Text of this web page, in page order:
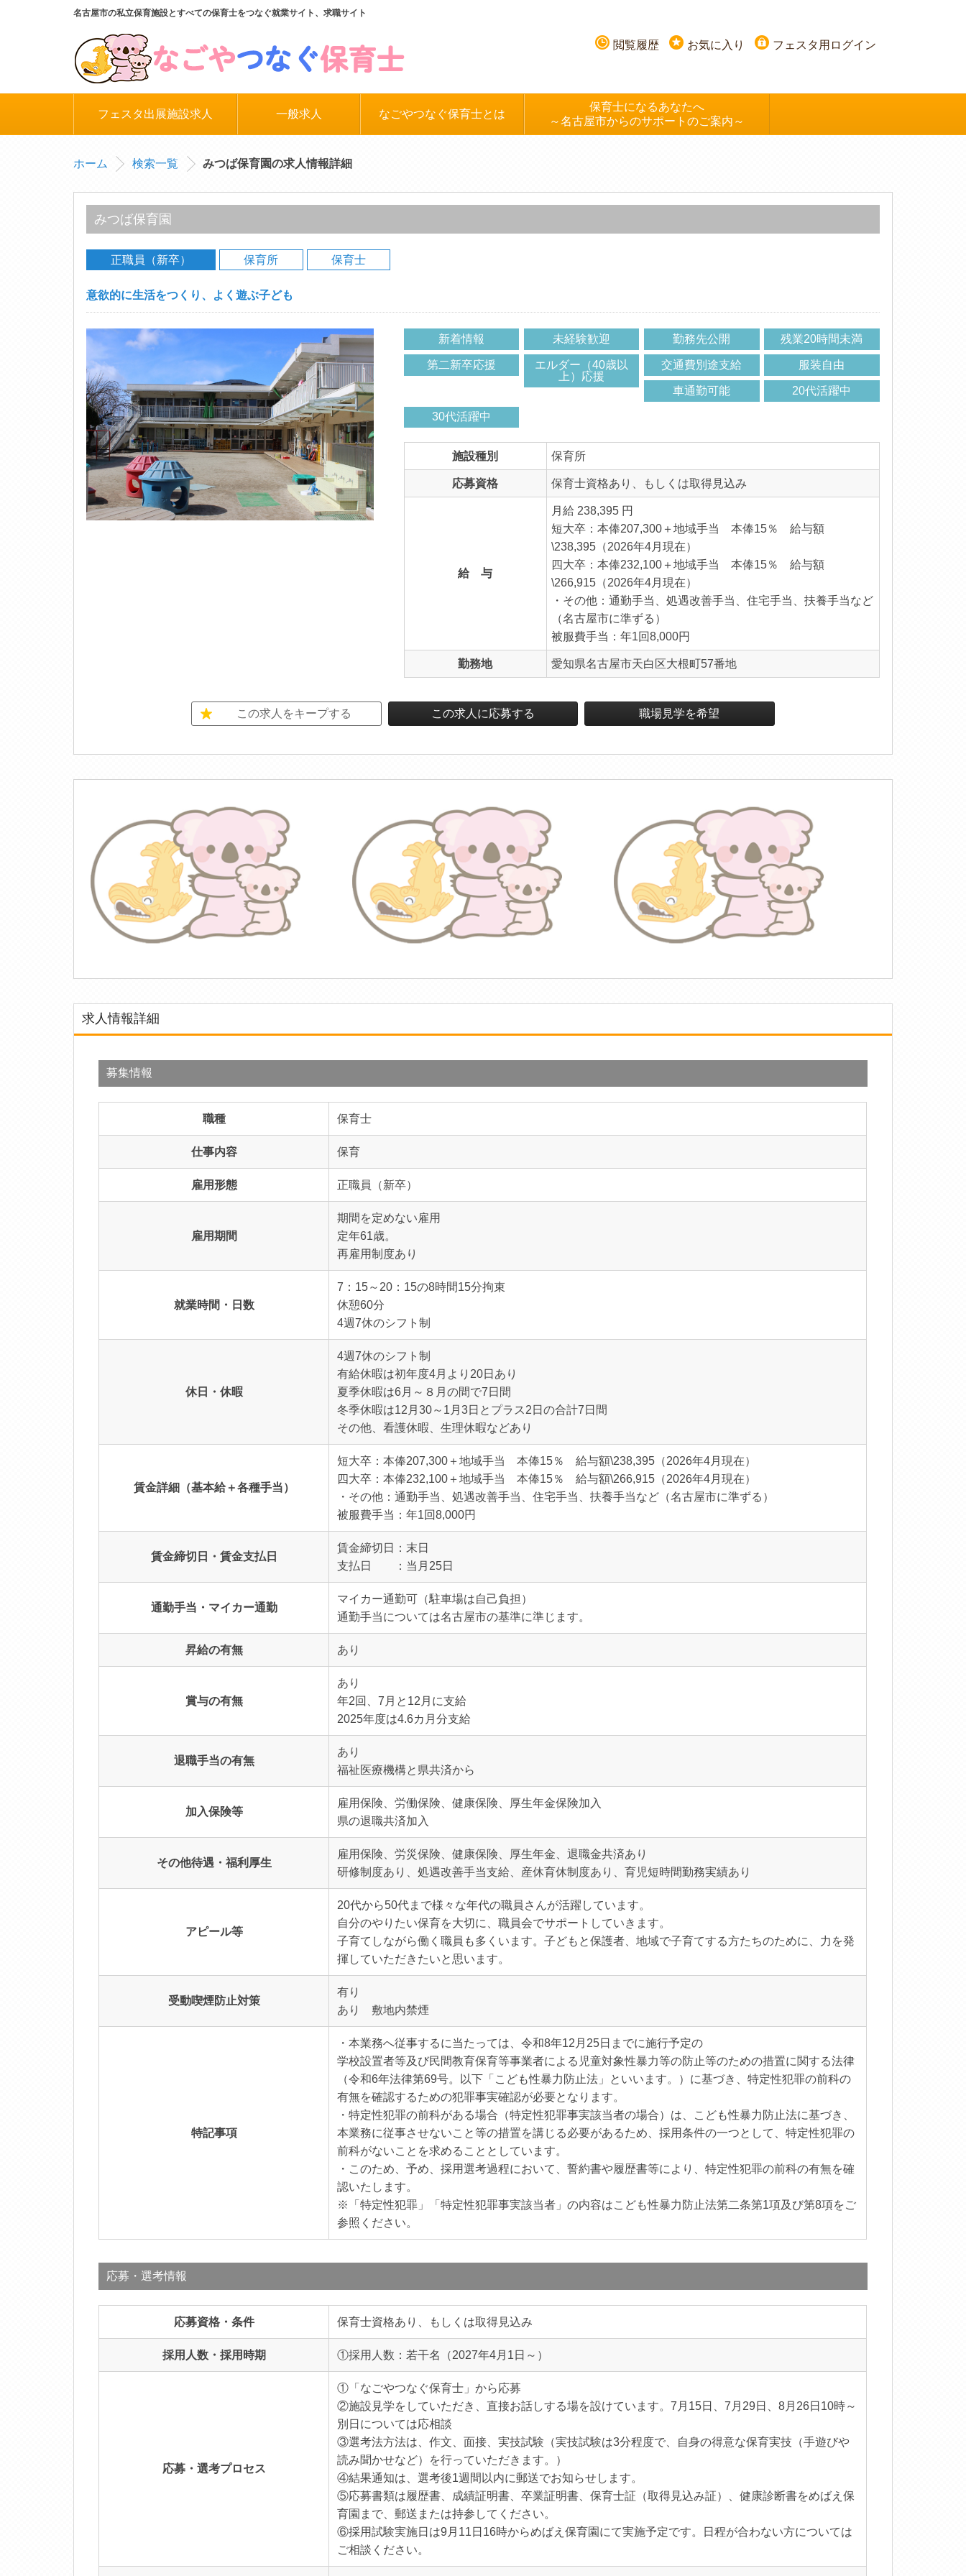
名古屋市の私立保育施設とすべての保育士をつなぐ就業サイト、求職サイト
閲覧履歴 お気に入り フェスタ用ログイン
フェスタ出展施設求人 一般求人 なごやつなぐ保育士とは
保育士になるあなたへ
～名古屋市からのサポートのご案内～
ホーム 検索一覧 みつば保育園の求人情報詳細
みつば保育園
正職員（新卒） 保育所 保育士
意欲的に生活をつくり、よく遊ぶ子ども
新着情報 未経験歓迎 勤務先公開 残業20時間未満
第二新卒応援
エルダー（40歳以
上）応援
交通費別途支給 服装自由
車通勤可能 20代活躍中
30代活躍中
施設種別 保育所
応募資格 保育士資格あり、もしくは取得見込み
給 与
月給 238,395 円
短大卒：本俸207,300＋地域手当 本俸15％ 給与額
\238,395（2026年4月現在）
四大卒：本俸232,100＋地域手当 本俸15％ 給与額
\266,915（2026年4月現在）
・その他：通勤手当、処遇改善手当、住宅手当、扶養手当など
（名古屋市に準ずる）
被服費手当：年1回8,000円
勤務地 愛知県名古屋市天白区大根町57番地
この求人をキープする この求人に応募する 職場見学を希望
求人情報詳細
募集情報
職種 保育士
仕事内容 保育
雇用形態 正職員（新卒）
雇用期間
期間を定めない雇用
定年61歳。
再雇用制度あり
就業時間・日数
7：15～20：15の8時間15分拘束
休憩60分
4週7休のシフト制
休日・休暇
4週7休のシフト制
有給休暇は初年度4月より20日あり
夏季休暇は6月～８月の間で7日間
冬季休暇は12月30～1月3日とプラス2日の合計7日間
その他、看護休暇、生理休暇などあり
賃金詳細（基本給＋各種手当）
短大卒：本俸207,300＋地域手当 本俸15％ 給与額\238,395（2026年4月現在）
四大卒：本俸232,100＋地域手当 本俸15％ 給与額\266,915（2026年4月現在）
・その他：通勤手当、処遇改善手当、住宅手当、扶養手当など（名古屋市に準ずる）
被服費手当：年1回8,000円
賃金締切日・賃金支払日
賃金締切日：末日
支払日 ：当月25日
通勤手当・マイカー通勤
マイカー通勤可（駐車場は自己負担）
通勤手当については名古屋市の基準に準じます。
昇給の有無 あり
賞与の有無
あり
年2回、7月と12月に支給
2025年度は4.6カ月分支給
退職手当の有無
あり
福祉医療機構と県共済から
加入保険等
雇用保険、労働保険、健康保険、厚生年金保険加入
県の退職共済加入
その他待遇・福利厚生
雇用保険、労災保険、健康保険、厚生年金、退職金共済あり
研修制度あり、処遇改善手当支給、産休育休制度あり、育児短時間勤務実績あり
アピール等
20代から50代まで様々な年代の職員さんが活躍しています。
自分のやりたい保育を大切に、職員会でサポートしていきます。
子育てしながら働く職員も多くいます。子どもと保護者、地域で子育てする方たちのために、力を発
揮していただきたいと思います。
受動喫煙防止対策
有り
あり 敷地内禁煙
特記事項
・本業務へ従事するに当たっては、令和8年12月25日までに施行予定の
学校設置者等及び民間教育保育等事業者による児童対象性暴力等の防止等のための措置に関する法律
（令和6年法律第69号。以下「こども性暴力防止法」といいます。）に基づき、特定性犯罪の前科の
有無を確認するための犯罪事実確認が必要となります。
・特定性犯罪の前科がある場合（特定性犯罪事実該当者の場合）は、こども性暴力防止法に基づき、
本業務に従事させないこと等の措置を講じる必要があるため、採用条件の一つとして、特定性犯罪の
前科がないことを求めることとしています。
・このため、予め、採用選考過程において、誓約書や履歴書等により、特定性犯罪の前科の有無を確
認いたします。
※「特定性犯罪」「特定性犯罪事実該当者」の内容はこども性暴力防止法第二条第1項及び第8項をご
参照ください。
応募・選考情報
応募資格・条件 保育士資格あり、もしくは取得見込み
採用人数・採用時期 ①採用人数：若干名（2027年4月1日～）
応募・選考プロセス
①「なごやつなぐ保育士」から応募
②施設見学をしていただき、直接お話しする場を設けています。7月15日、7月29日、8月26日10時～
別日については応相談
③選考法方法は、作文、面接、実技試験（実技試験は3分程度で、自身の得意な保育実技（手遊びや
読み聞かせなど）を行っていただきます。）
④結果通知は、選考後1週間以内に郵送でお知らせします。
⑤応募書類は履歴書、成績証明書、卒業証明書、保育士証（取得見込み証）、健康診断書をめばえ保
育園まで、郵送または持参してください。
⑥採用試験実施日は9月11日16時からめばえ保育園にて実施予定です。日程が合わない方については
ご相談ください。